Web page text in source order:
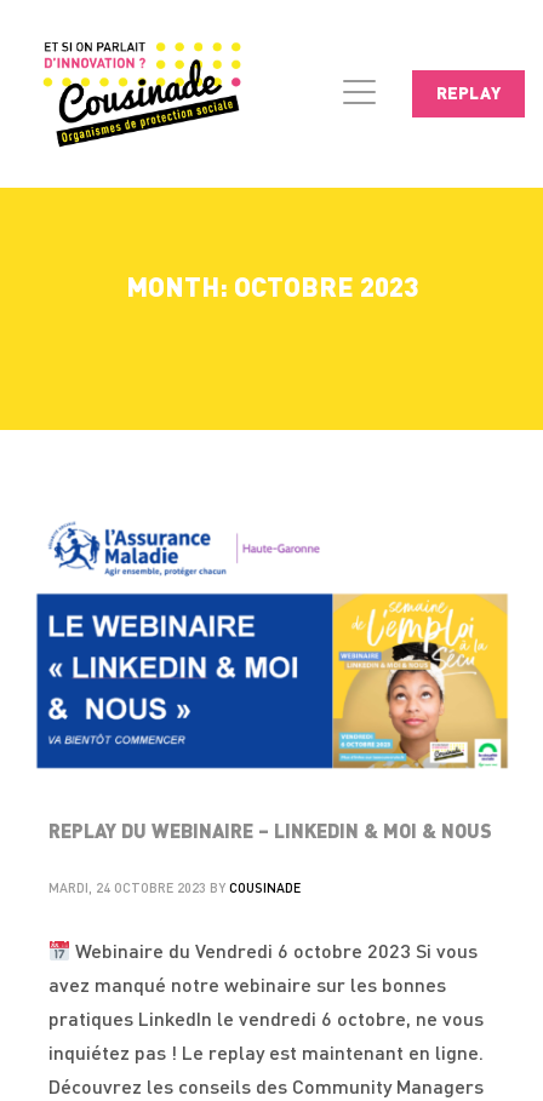
REPLAY
MONTH: OCTOBRE 2023
REPLAY DU WEBINAIRE – LINKEDIN & MOI & NOUS
MARDI, 24 OCTOBRE 2023 BY COUSINADE
Webinaire du Vendredi 6 octobre 2023 Si vous
avez manqué notre webinaire sur les bonnes
pratiques LinkedIn le vendredi 6 octobre, ne vous
inquiétez pas ! Le replay est maintenant en ligne.
Découvrez les conseils des Community Managers